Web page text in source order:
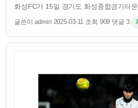
화성FC가 15일 경기도 화성종합경기타
승리를 거뒀음 차두리 감독이 이끄는 팀
기대했던 결과였다고 함 원래 차두리 감
승리를 약속했었다고 하던데 그 약속을
글쓴이 admin·2025-03-11 ·조회 909·댓글 3·